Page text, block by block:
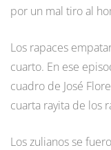
por un mal tiro al
Los rapaces
cuarto. En ese
cuadro de José
cuarta rayita de los
Los zulianos se